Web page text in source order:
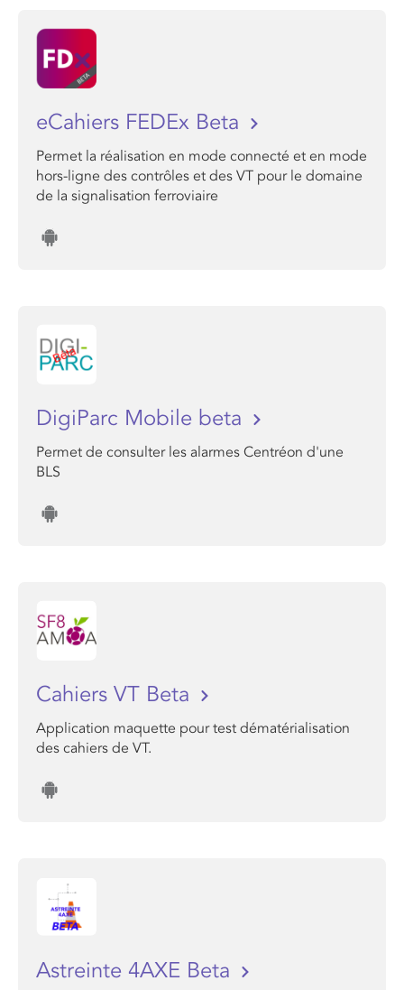
eCahiers FEDEx Beta
Permet la réalisation en mode connecté et en mode
hors-ligne des contrôles et des VT pour le domaine
de la signalisation ferroviaire
DigiParc Mobile beta
Permet de consulter les alarmes Centréon d'une
BLS
Cahiers VT Beta
Application maquette pour test dématérialisation
des cahiers de VT.
Astreinte 4AXE Beta